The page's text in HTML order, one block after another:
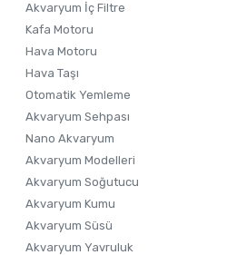
Akvaryum İç Filtre
Kafa Motoru
Hava Motoru
Hava Taşı
Otomatik Yemleme
Akvaryum Sehpası
Nano Akvaryum
Akvaryum Modelleri
Akvaryum Soğutucu
Akvaryum Kumu
Akvaryum Süsü
Akvaryum Yavruluk